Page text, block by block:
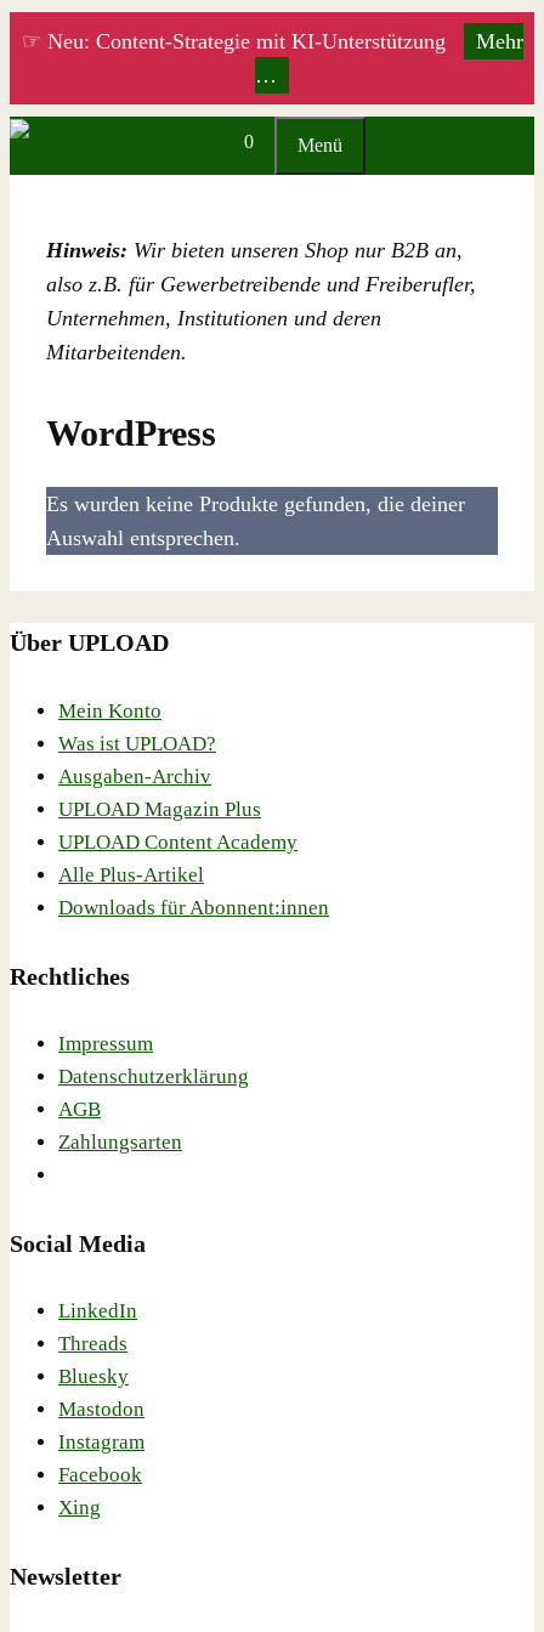
Zum
☞ Neu: Content-Strategie mit KI-Unterstützung
Mehr
…
0 Menü
Hinweis: Wir bieten unseren Shop nur B2B an,
also z.B. für Gewerbetreibende und Freiberufler,
Unternehmen, Institutionen und deren
Mitarbeitenden.
WordPress
Es wurden keine Produkte gefunden, die deiner
Auswahl entsprechen.
Über UPLOAD
Mein Konto
Was ist UPLOAD?
Ausgaben-Archiv
UPLOAD Magazin Plus
UPLOAD Content Academy
Alle Plus-Artikel
Downloads für Abonnent:innen
Rechtliches
Impressum
Datenschutzerklärung
AGB
Zahlungsarten
Social Media
LinkedIn
Threads
Bluesky
Mastodon
Instagram
Facebook
Xing
Newsletter